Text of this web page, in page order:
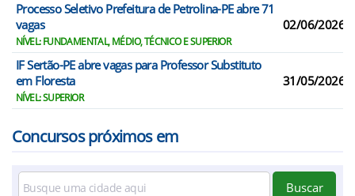
Processo Seletivo Prefeitura de Petrolina-PE abre 71
vagas
NÍVEL: FUNDAMENTAL, MÉDIO, TÉCNICO E SUPERIOR
02/06/2026
IF Sertão-PE abre vagas para Professor Substituto
em Floresta
NÍVEL: SUPERIOR
31/05/2026
Concursos próximos em
Buscar